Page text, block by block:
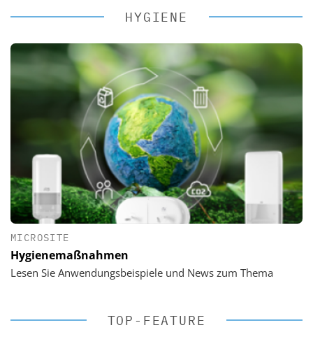
HYGIENE
MICROSITE
Hygienemaßnahmen
Lesen Sie Anwendungsbeispiele und News zum Thema
TOP-FEATURE